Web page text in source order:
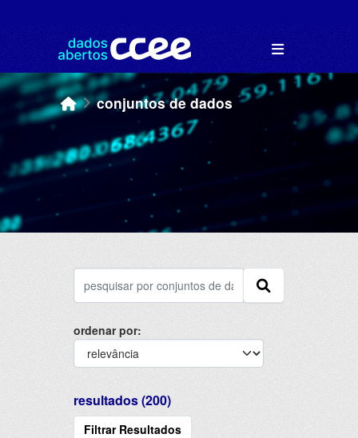
conjuntos de dados
ordenar por
resultados (200)
Filtrar Resultados